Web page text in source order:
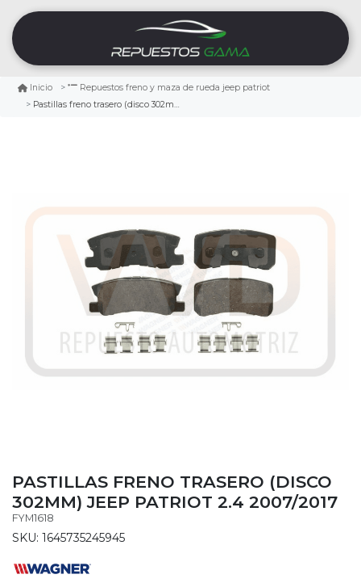
Inicio
Repuestos freno y maza de rueda jeep patriot
Pastillas freno trasero (disco 302mm) jeep patriot 2.4 2007/2017
PASTILLAS FRENO TRASERO (DISCO
302MM) JEEP PATRIOT 2.4 2007/2017
FYM1618
SKU: 1645735245945